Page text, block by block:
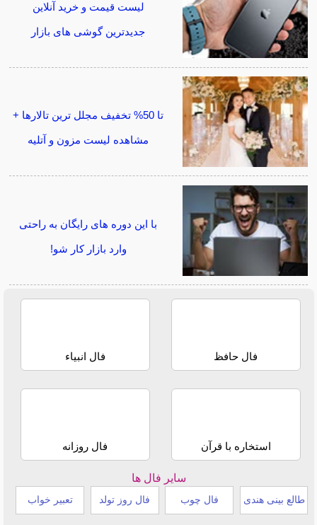
لیست قیمت و خرید آنلاین
جدیدترین گوشی های بازار
تا 50% تخفیف مجلل ترین تالارها +
مشاهده لیست مزون و آتلیه
با این دوره های رایگان به راحتی
وارد بازار کار شو!
فال حافظ فال انبیاء
استخاره با قرآن فال روزانه
سایر فال ها
طالع بینی هندی فال چوب فال روز تولد تعبیر خواب